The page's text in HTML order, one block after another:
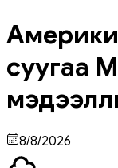
суугаа
8/8/2026